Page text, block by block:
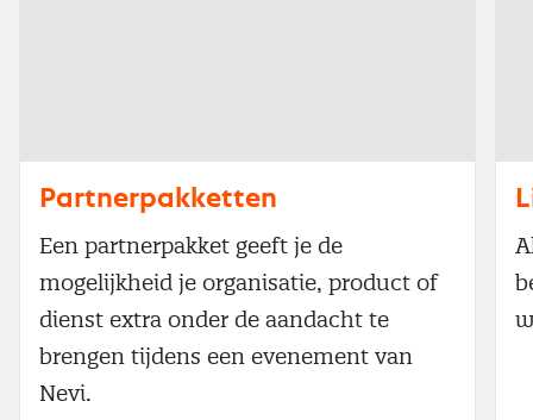
Partnerpakketten
Een partnerpakket geeft je de
mogelijkheid je organisatie, product of
dienst extra onder de aandacht te
brengen tijdens een evenement van
Nevi.